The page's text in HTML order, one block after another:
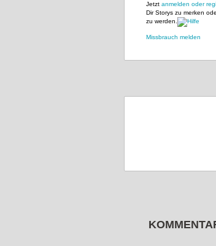
Jetzt anmelden oder
Dir Storys zu merken
zu werden.
Missbrauch melden